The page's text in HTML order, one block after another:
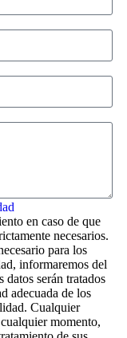
en caso de que
necesarios.
para los
informaremos del
serán tratados
adecuada de los
Cualquier
momento,